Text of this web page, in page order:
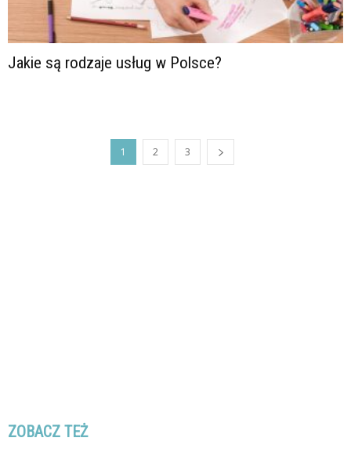
Jakie są rodzaje usług w Polsce?
1 2 3
ZOBACZ TEŻ